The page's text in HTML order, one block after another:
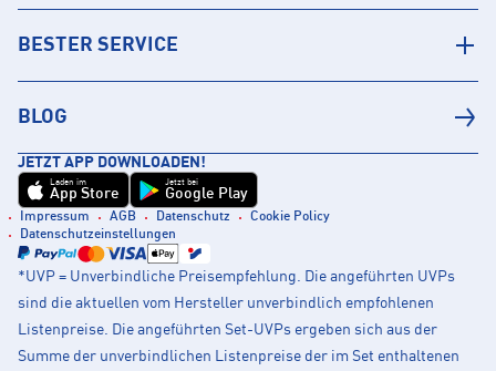
BESTER SERVICE
BLOG
JETZT APP DOWNLOADEN!
Laden im
App Store
Jetzt bei
Google Play
Impressum AGB Datenschutz
Cookie Policy
Datenschutzeinstellungen
*UVP = Unverbindliche Preisempfehlung. Die angeführten UVPs
sind die aktuellen vom Hersteller unverbindlich empfohlenen
Listenpreise. Die angeführten Set-UVPs ergeben sich aus der
Summe der unverbindlichen Listenpreise der im Set enthaltenen